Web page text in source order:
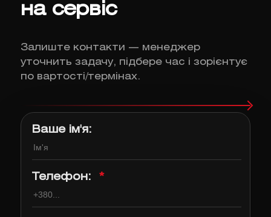
на сервіс
Залиште контакти — менеджер
уточнить задачу, підбере час і зорієнтує
по вартості/термінах.
Ваше ім'я:
Телефон: *